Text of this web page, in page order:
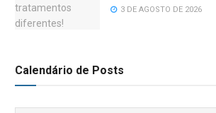
3 DE AGOSTO DE 2026
Calendário de Posts